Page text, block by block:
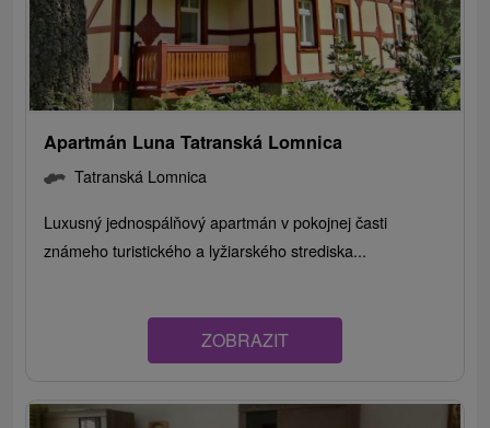
Apartmán Luna Tatranská Lomnica
Tatranská Lomnica
Luxusný jednospálňový apartmán v pokojnej časti
známeho turistického a lyžiarského strediska...
ZOBRAZIT